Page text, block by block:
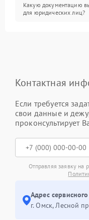
Какую документацию
для юридических лиц?
Контактная
Если требуется
свои данные и
проконсультирует
Отправляя заявку на
Адрес
г. Омск, ​Лесной